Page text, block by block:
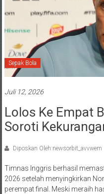
Sepak Bola
Juli 12, 2026
Lolos Ke Empat
Soroti
Diposkan Oleh:newsorbit_avvwem
Timnas Inggris berhasil
2026 setelah menyingkirkan
perempat final. Meski meraih